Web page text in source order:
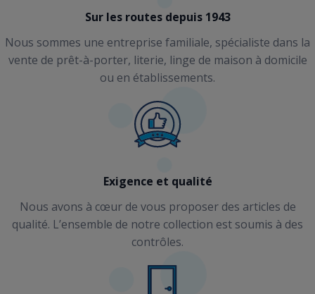
Sur les routes depuis 1943
Nous sommes une entreprise familiale, spécialiste dans la
vente de prêt-à-porter, literie, linge de maison à domicile
ou en établissements.
Exigence et qualité
Nous avons à cœur de vous proposer des articles de
qualité. L’ensemble de notre collection est soumis à des
contrôles.